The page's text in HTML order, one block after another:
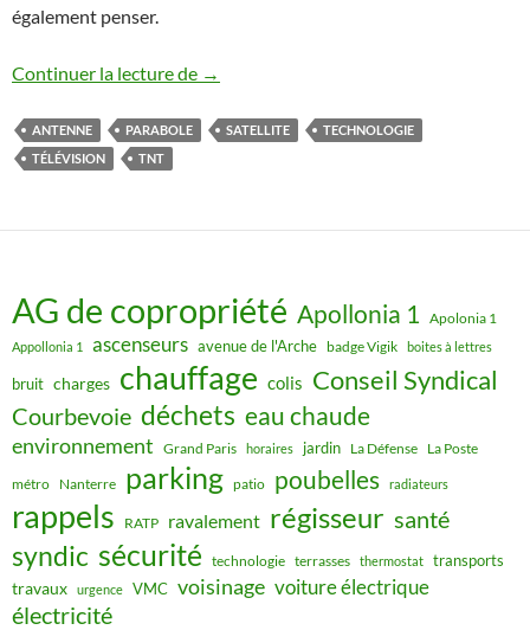
également penser.
Continuer la lecture de Télévision
→
ANTENNE PARABOLE SATELLITE
TECHNOLOGIE
TÉLÉVISION
TNT
AG de copropriété Apollonia 1 Apolonia 1
Appollonia 1 ascenseurs avenue de l'Arche badge Vigik boites à lettres
bruit charges chauffage colis Conseil Syndical
Courbevoie déchets eau chaude
environnement Grand Paris horaires jardin La Défense La Poste
métro Nanterre parking patio poubelles radiateurs
rappels RATP ravalement régisseur santé
syndic sécurité technologie terrasses thermostat transports
travaux urgence VMC voisinage voiture électrique
électricité